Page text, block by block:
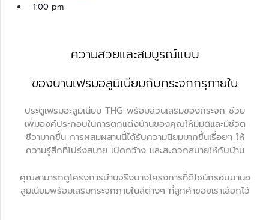
1:00 pm
ความสวยและสมบูรณ์แบบ
ของบานเฟรมอลูมิเนียมกับกระจกกรุภายใน
ประตูเฟรมอะลูมิเนียม THG พร้อมส่วนเสริมของกระจก ช่วย
เพิ่มองค์ประกอบในการตกแต่งบ้านของคุณให้มีมิติและมีชีวิต
ชีวามากขึ้น การผสมผสานนี้ได้รับความนิยมมากขึ้นเรื่อยๆ ให้
ความรู้สึกที่โปร่งสบาย เปิดกว้าง และสะดวกสบายให้กับบ้าน
คุณสามารถดูโครงการบ้านจริงบางโครงการที่ดีไซน์กรอบบานอ
ลูมิเนียมพร้อมเสริมกระจกภายในสีต่างๆ ที่ลูกค้าของเราเลือกไว้